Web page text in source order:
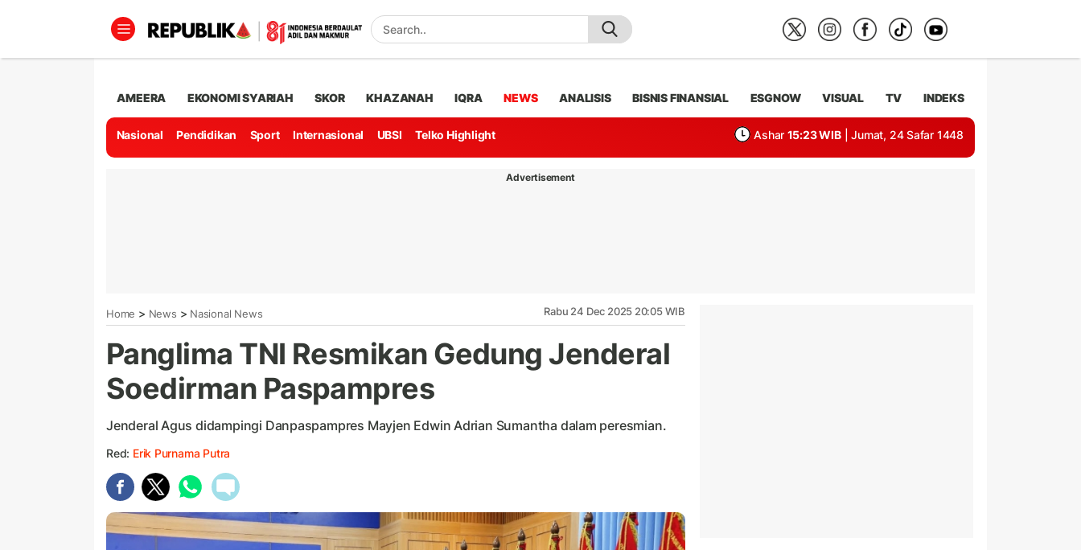
AMEERA EKONOMI SYARIAH SKOR KHAZANAH IQRA NEWS ANALISIS BISNIS FINANSIAL ESGNOW VISUAL TV INDEKS
Nasional Pendidikan Sport Internasional UBSI Telko Highlight Ashar 15:23 WIB | Jumat, 24 Safar 1448
Advertisement
Home > News > Nasional News Rabu 24 Dec 2025 20:05 WIB
Panglima TNI Resmikan Gedung Jenderal
Soedirman Paspampres
Jenderal Agus didampingi Danpaspampres Mayjen Edwin Adrian Sumantha dalam peresmian.
Red: Erik Purnama Putra